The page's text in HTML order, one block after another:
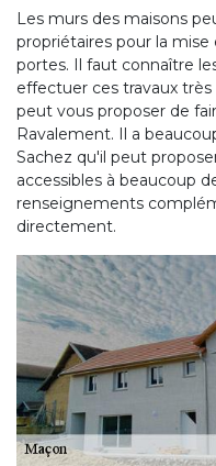
Les murs des maisons
propriétaires pour la
portes. Il faut connaître
effectuer ces travaux
peut vous proposer de
Ravalement. Il a
Sachez qu'il peut
accessibles à beaucoup
renseignements
directement.